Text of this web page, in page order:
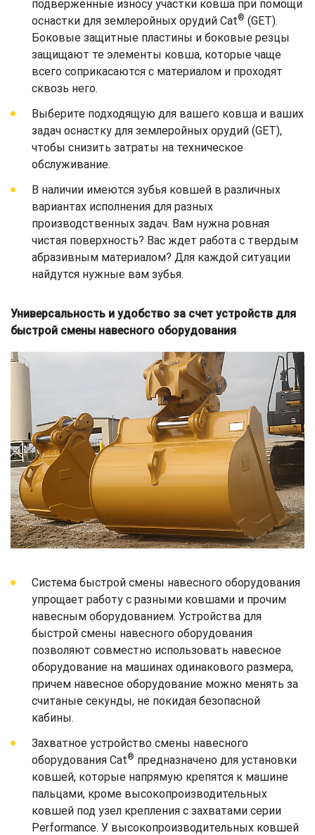
подверженные износу участки ковша при помощи
оснастки для землеройных орудий Cat® (GET).
Боковые защитные пластины и боковые резцы
защищают те элементы ковша, которые чаще
всего соприкасаются с материалом и проходят
сквозь него.
Выберите подходящую для вашего ковша и ваших
задач оснастку для землеройных орудий (GET),
чтобы снизить затраты на техническое
обслуживание.
В наличии имеются зубья ковшей в различных
вариантах исполнения для разных
производственных задач. Вам нужна ровная
чистая поверхность? Вас ждет работа с твердым
абразивным материалом? Для каждой ситуации
найдутся нужные вам зубья.
Универсальность и удобство за счет устройств для
быстрой смены навесного оборудования
Система быстрой смены навесного оборудования
упрощает работу с разными ковшами и прочим
навесным оборудованием. Устройства для
быстрой смены навесного оборудования
позволяют совместно использовать навесное
оборудование на машинах одинакового размера,
причем навесное оборудование можно менять за
считаные секунды, не покидая безопасной
кабины.
Захватное устройство смены навесного
оборудования Cat® предназначено для установки
ковшей, которые напрямую крепятся к машине
пальцами, кроме высокопроизводительных
ковшей под узел крепления с захватами серии
Performance. У высокопроизводительных ковшей